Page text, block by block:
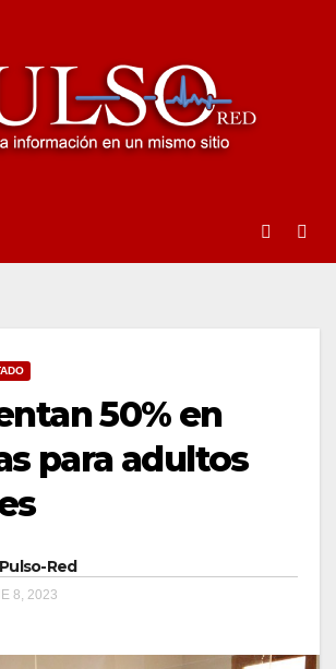
50% en
para adultos
Pulso-Red
8, 2023